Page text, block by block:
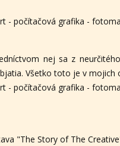
- počítačová grafika -
nej sa z
Všetko toto je v mojich
- počítačová grafika -
"The Story of The